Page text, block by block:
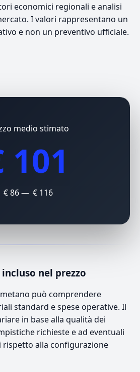
economici regionali e analisi
I valori rappresentano un
e non un preventivo ufficiale.
medio stimato
101
€ 86 — € 116
incluso nel prezzo
può comprendere
standard e spese operative. Il
in base alla qualità dei
richieste e ad eventuali
alla configurazione